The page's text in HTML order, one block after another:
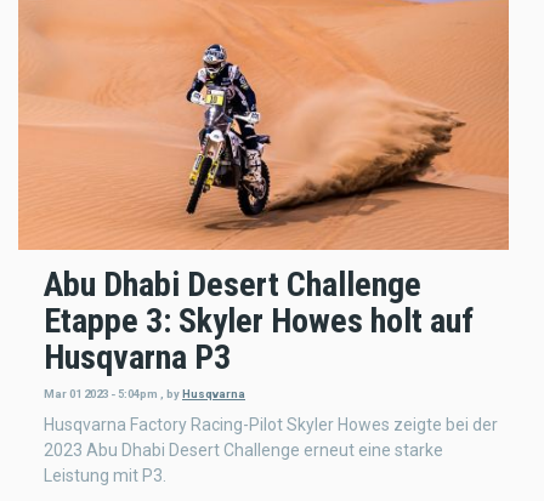
Abu Dhabi Desert Challenge
Etappe 3: Skyler Howes holt auf
Husqvarna P3
Mar 01 2023 - 5:04pm byHusqvarna
Husqvarna Factory Racing-Pilot Skyler Howes zeigte bei der
2023 Abu Dhabi Desert Challenge erneut eine starke
Leistung mit P3.